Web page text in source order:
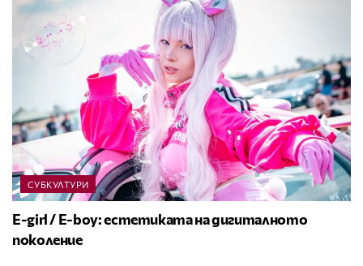
СУБКУЛТУРИ
E-girl / E-boy: естетиката на дигиталното
поколение